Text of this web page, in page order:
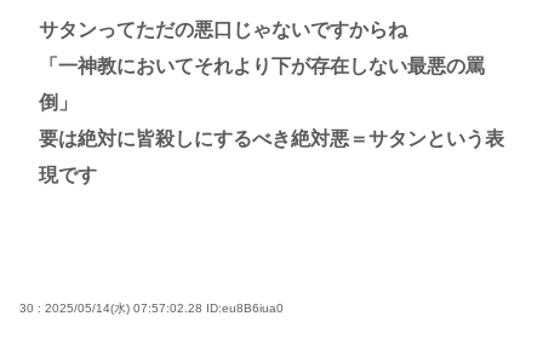
サタンってただの悪口じゃないですからね
「一神教においてそれより下が存在しない最悪の罵
倒」
要は絶対に皆殺しにするべき絶対悪＝サタンという表
現です
30 : 2025/05/14(水) 07:57:02.28 ID:eu8B6iua0